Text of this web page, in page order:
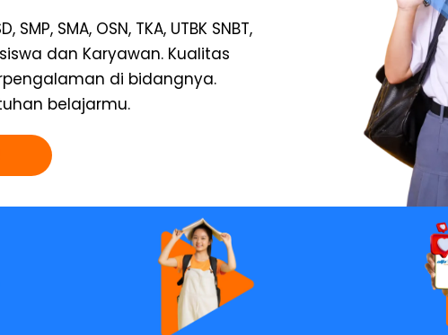
SMA, OSN, TKA, UTBK SNBT,
dan Karyawan. Kualitas
di bidangnya.
belajarmu.